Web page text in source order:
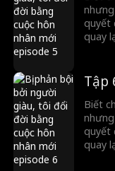
quyết
quay
Tập
Biết
quyết
quay